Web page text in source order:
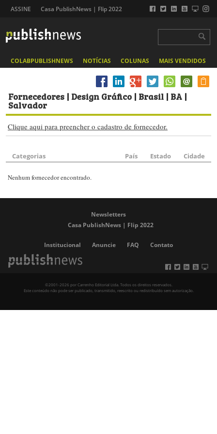
ASSINE Casa PublishNews | Flip 2022
COLABPUBLISHNEWS NOTÍCIAS COLUNAS MAIS VENDIDOS
Fornecedores | Design Gráfico | Brasil | BA |
Salvador
Clique aqui para preencher o cadastro de fornecedor.
Categorias País Estado Cidade
Nenhum fornecedor encontrado.
Newsletters
Casa PublishNews | Flip 2022
Institucional Anuncie FAQ Contato
©2001-2026 por Carrenho Editorial Ltda. Todos os direitos reservados.
Este conteúdo não pode ser publicado, transmitido, reescrito ou redistribuído sem autorização.